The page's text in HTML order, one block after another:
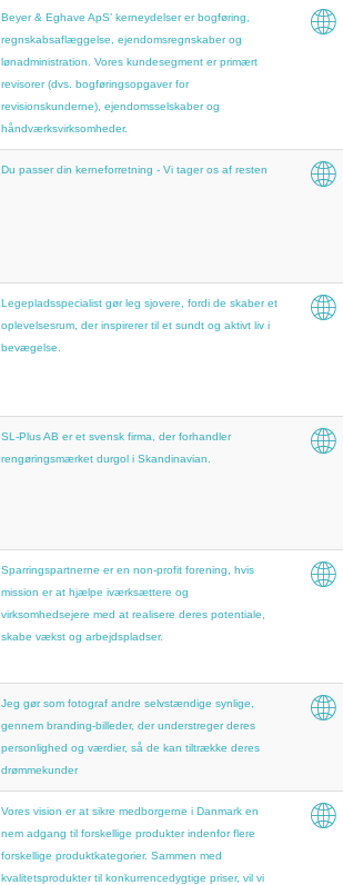
Beyer & Eghave ApS’ kerneydelser er bogføring,
regnskabsaflæggelse, ejendomsregnskaber og
lønadministration. Vores kundesegment er primært
revisorer (dvs. bogføringsopgaver for
revisionskunderne), ejendomsselskaber og
håndværksvirksomheder.
Du passer din kerneforretning - Vi tager os af resten
Legepladsspecialist gør leg sjovere, fordi de skaber et
oplevelsesrum, der inspirerer til et sundt og aktivt liv i
bevægelse.
SL-Plus AB er et svensk firma, der forhandler
rengøringsmærket durgol i Skandinavian.
Sparringspartnerne er en non-profit forening, hvis
mission er at hjælpe iværksættere og
virksomhedsejere med at realisere deres potentiale,
skabe vækst og arbejdspladser.
Jeg gør som fotograf andre selvstændige synlige,
gennem branding-billeder, der understreger deres
personlighed og værdier, så de kan tiltrække deres
drømmekunder
Vores vision er at sikre medborgerne i Danmark en
nem adgang til forskellige produkter indenfor flere
forskellige produktkategorier. Sammen med
kvalitetsprodukter til konkurrencedygtige priser, vil vi